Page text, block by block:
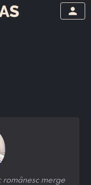
person
românesc merge